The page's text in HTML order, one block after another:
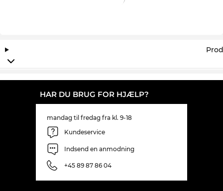
HAR DU BRUG FOR HJÆLP?
mandag til fredag fra kl. 9-18
Kundeservice
Indsend en anmodning
+45 89 87 86 04